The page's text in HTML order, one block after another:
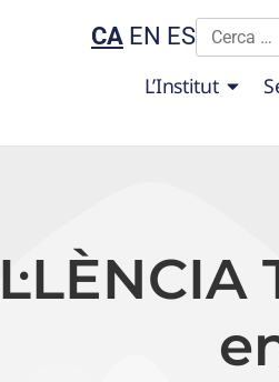
CA EN ES
L’Institut